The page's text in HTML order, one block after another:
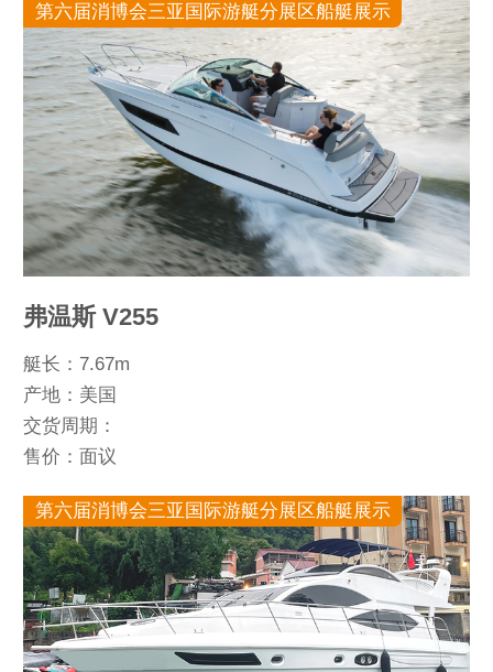
第六届消博会三亚国际游艇分展区船艇展示
弗温斯 V255
艇长：7.67m
产地：美国
交货周期：
售价：面议
第六届消博会三亚国际游艇分展区船艇展示